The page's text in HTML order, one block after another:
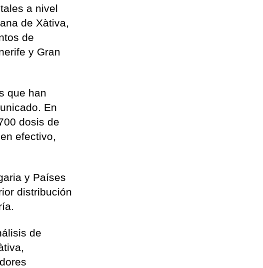
a nivel
de Xàtiva,
de
y Gran
que han
En
dosis de
efectivo,
y Países
distribución
de